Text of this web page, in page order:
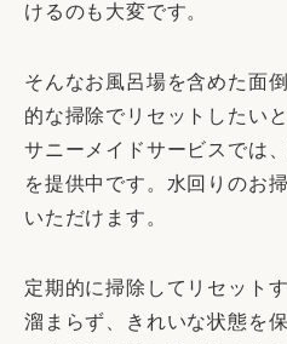
けるのも大変です。
そんなお風呂場を含めた面
的な掃除でリセットしたい
サニーメイドサービスでは、
を提供中です。水回りのお
いただけます。
定期的に掃除してリセット
溜まらず、きれいな状態を